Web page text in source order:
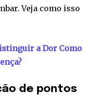
Veja como isso
a Dor Como
de pontos